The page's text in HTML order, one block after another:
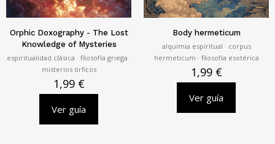
Orphic Doxography - The Lost
Knowledge of Mysteries
espiritualidad clásica · filosofía griega ·
misterios órficos
1,99 €
Ver guía
Body hermeticum
alquimia espiritual · corpus
hermeticum · filosofía esotérica
1,99 €
Ver guía